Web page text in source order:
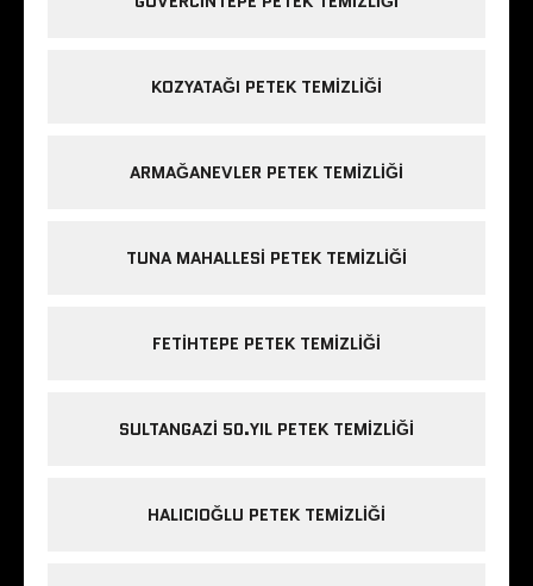
KOZYATAĞI PETEK TEMIZLIĞI
ARMAĞANEVLER PETEK TEMIZLIĞI
TUNA MAHALLESI PETEK TEMIZLIĞI
FETIHTEPE PETEK TEMIZLIĞI
SULTANGAZI 50.YIL PETEK TEMIZLIĞI
HALICIOĞLU PETEK TEMIZLIĞI